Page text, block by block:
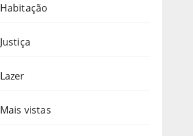
Habitação
Justiça
Lazer
Mais vistas